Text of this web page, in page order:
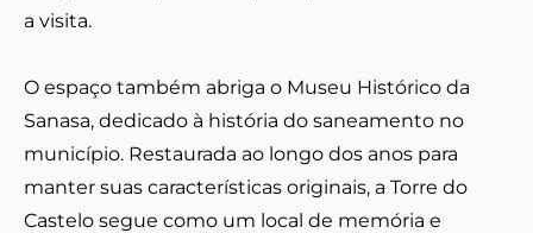
a visita.
O espaço também abriga o Museu Histórico da
Sanasa, dedicado à história do saneamento no
município. Restaurada ao longo dos anos para
manter suas características originais, a Torre do
Castelo segue como um local de memória e